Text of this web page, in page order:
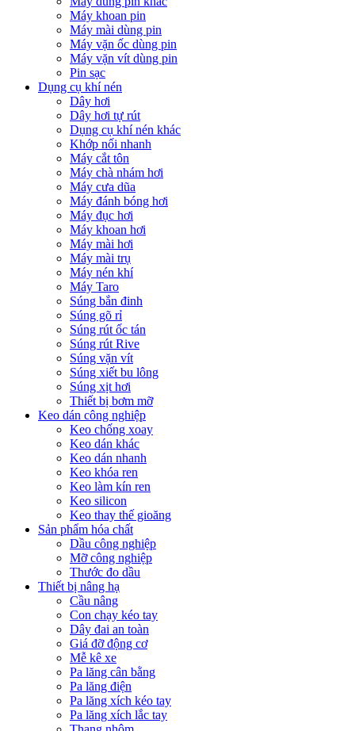
Máy khoan pin
Máy mài dùng pin
Máy vặn ốc dùng pin
Máy vặn vít dùng pin
Pin sạc
Dụng cụ khí nén
Dây hơi
Dây hơi tự rút
Dụng cụ khí nén khác
Khớp nối nhanh
Máy cắt tôn
Máy chà nhám hơi
Máy cưa dũa
Máy đánh bóng hơi
Máy đục hơi
Máy khoan hơi
Máy mài hơi
Máy mài trụ
Máy nén khí
Máy Taro
Súng bắn đinh
Súng gõ rỉ
Súng rút ốc tán
Súng rút Rive
Súng vặn vít
Súng xiết bu lông
Súng xịt hơi
Thiết bị bơm mỡ
Keo dán công nghiệp
Keo chống xoay
Keo dán khác
Keo dán nhanh
Keo khóa ren
Keo làm kín ren
Keo silicon
Keo thay thế gioăng
Sản phẩm hóa chất
Dầu công nghiệp
Mỡ công nghiệp
Thước đo dầu
Thiết bị nâng hạ
Cầu nâng
Con chạy kéo tay
Dây đai an toàn
Giá đỡ động cơ
Mễ kê xe
Pa lăng cân bằng
Pa lăng điện
Pa lăng xích kéo tay
Pa lăng xích lắc tay